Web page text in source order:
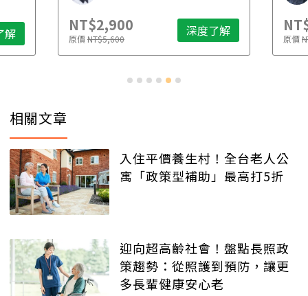
解 NT$2,900
原價NT$5,600 深度了解 原價
相關文章
入住平價養生村！全台老人公
寓「政策型補助」最高打5折
迎向超高齡社會！盤點長照政
策趨勢：從照護到預防，讓更
多長輩健康安心老